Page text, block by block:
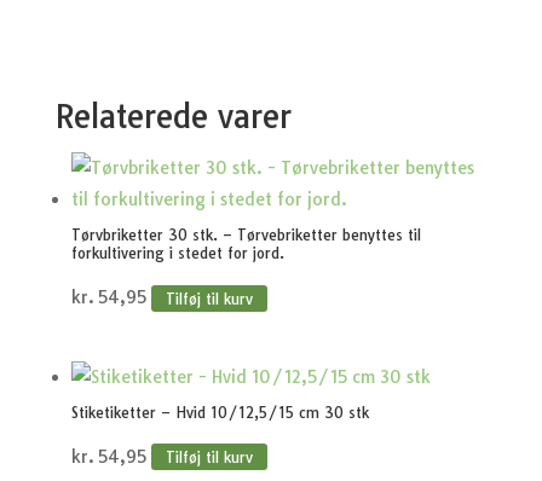
Relaterede varer
Tørvbriketter 30 stk. – Tørvebriketter benyttes til
forkultivering i stedet for jord.
kr. 54,95 Tilføj til kurv
Stiketiketter – Hvid 10/12,5/15 cm 30 stk
kr. 54,95 Tilføj til kurv